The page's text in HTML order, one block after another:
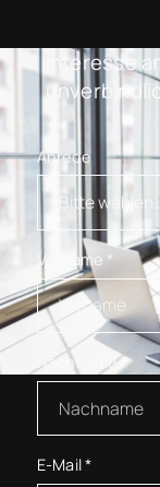
Interesse
Anrede
Vorname *
Nachname*
E-Mail*